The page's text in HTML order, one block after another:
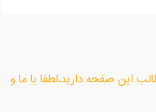
این صفحه دارید،لطفا با ما و